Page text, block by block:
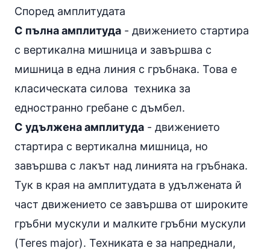
Според амплитудата
С пълна амплитуда - движението стартира
с вертикална мишница и завършва с
мишница в една линия с гръбнака. Това е
класическата силова техника за
едностранно гребане с дъмбел.
С удължена амплитуда - движението
стартира с вертикална мишница, но
завършва с лакът над линията на гръбнака.
Тук в края на амплитудата в удължената й
част движението се завършва от широките
гръбни мускули и малките гръбни мускули
(Teres major). Техниката е за напреднали,